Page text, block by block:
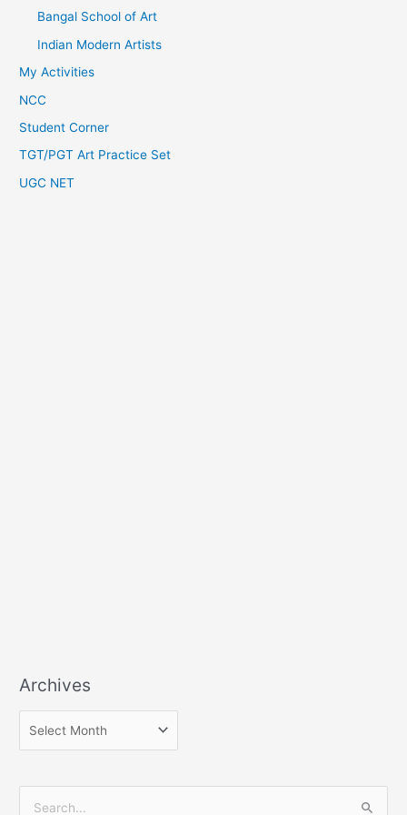
Bangal School of Art
Indian Modern Artists
My Activities
NCC
Student Corner
TGT/PGT Art Practice Set
UGC NET
Archives